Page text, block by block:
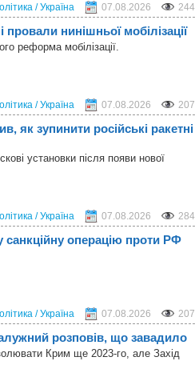
/ Україна 07.08.2026 244
нинішньої мобілізації
реформа мобілізації.
/ Україна 07.08.2026 207
як зупинити російські ракетні
установки після появи нової
/ Україна 07.08.2026 284
санкційну операцію проти РФ
/ Україна 07.08.2026 207
розповів, що завадило
Крим ще 2023-го, але Захід